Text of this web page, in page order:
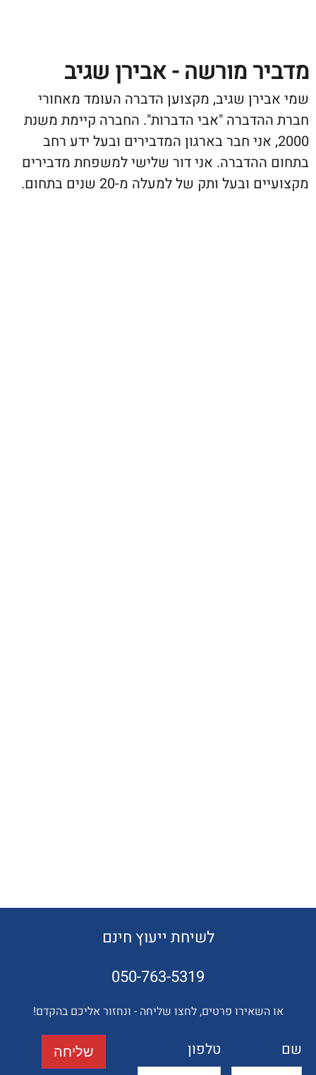
מורשה - אבירן שגיב
שגיב, מקצוען הדברה העומד מאחורי
"אבי הדברות". החברה קיימת משנת
אני חבר בארגון המדבירים ובעל ידע רחב
אני דור שלישי למשפחת מדבירים
ותק של למעלה מ-20 שנים בתחום.
לשיחת ייעוץ חינם
050-763-5319
פרטים, לחצו שליחה - ונחזור אליכם בהקדם!